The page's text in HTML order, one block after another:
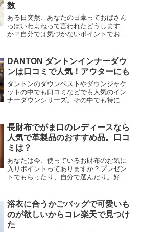
数
ある日突然、あなたの日傘っておばさん
っぽいわよねって言われたどうします
か？自分では気づかないポイントでおば
年代の人に聞いてまとめました。
DANTON ダントンインナーダウ
ンは口コミで人気！アウターにも
ダントンのダウンベストやダウンジャケ
ットの中でも口コミなどでも人気のイン
ナーダウンシリーズ。その中でも特に３
長財布でがま口のレディースなら
人気で革製品のおすすめ品。口コ
ミは？
あなたは今、使っているお財布のお気に
入りポイントってありますか？プレゼン
トでもらったり、自分で選んだり。好き
に向けてお財布コーナーが店頭に設けら
れます。春財布って一度は...
浴衣に合うかごバッグで可愛いも
のが欲しいからコレ楽天で見つけ
た